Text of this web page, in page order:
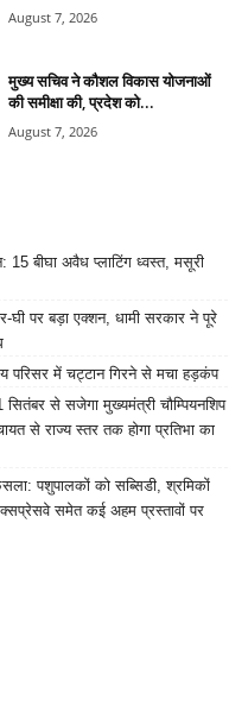
August 7, 2026
मुख्य सचिव ने कौशल विकास योजनाओं
की समीक्षा की, प्रदेश को...
August 7, 2026
15 बीघा अवैध प्लाटिंग ध्वस्त, मसूरी
घी पर बड़ा एक्शन, धामी सरकार ने पूरे
परिसर में चट्टान गिरने से मचा हड़कंप
से सजेगा मुख्यमंत्री चौम्पियनशिप
से राज्य स्तर तक होगा प्रतिभा का
पशुपालकों को सब्सिडी, श्रमिकों
समेत कई अहम प्रस्तावों पर